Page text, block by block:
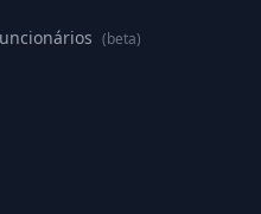
(beta)